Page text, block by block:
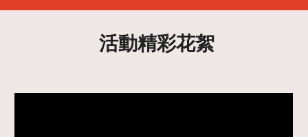
活動精彩花絮